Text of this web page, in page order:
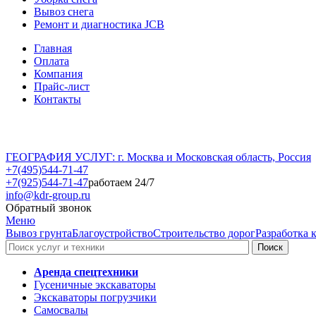
Вывоз снега
Ремонт и диагностика JCB
Главная
Оплата
Компания
Прайс-лист
Контакты
ГЕОГРАФИЯ УСЛУГ: г. Москва и Московская область, Россия
+7(495)544-71-47
+7(925)544-71-47работаем 24/7
info@kdr-group.ru
Обратный звонок
Меню
Вывоз грунтаБлагоустройствоСтроительство дорогРазработка
Аренда спецтехники
Гусеничные экскаваторы
Экскаваторы погрузчики
Самосвалы